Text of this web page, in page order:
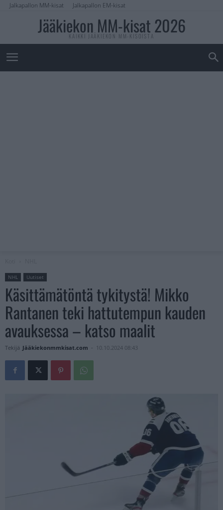
Jalkapallon MM-kisat Jalkapallon EM-kisat
Jääkiekon MM-kisat 2026
KAIKKI JÄÄKIEKON MM-KISOISTA
NHL Uutiset
Käsittämätöntä tykitystä! Mikko
Rantanen teki hattutempun kauden
avauksessa – katso maalit
Tekijä Jääkiekonmmkisat.com - 10.10.2024 08:43